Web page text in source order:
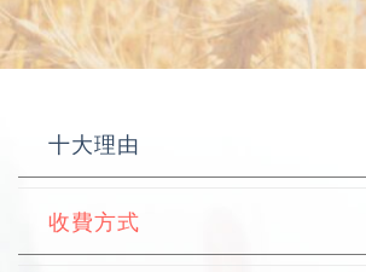
十大理由
收費方式